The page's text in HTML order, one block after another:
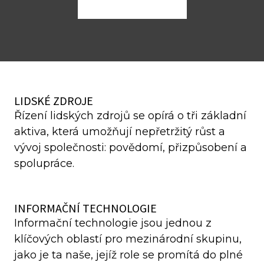
LIDSKÉ ZDROJE
Řízení lidských zdrojů se opírá o tři základní
aktiva, která umožňují nepřetržitý růst a
vývoj společnosti: povědomí, přizpůsobení a
spolupráce.
INFORMAČNÍ TECHNOLOGIE
Informační technologie jsou jednou z
klíčových oblastí pro mezinárodní skupinu,
jako je ta naše, jejíž role se promítá do plné